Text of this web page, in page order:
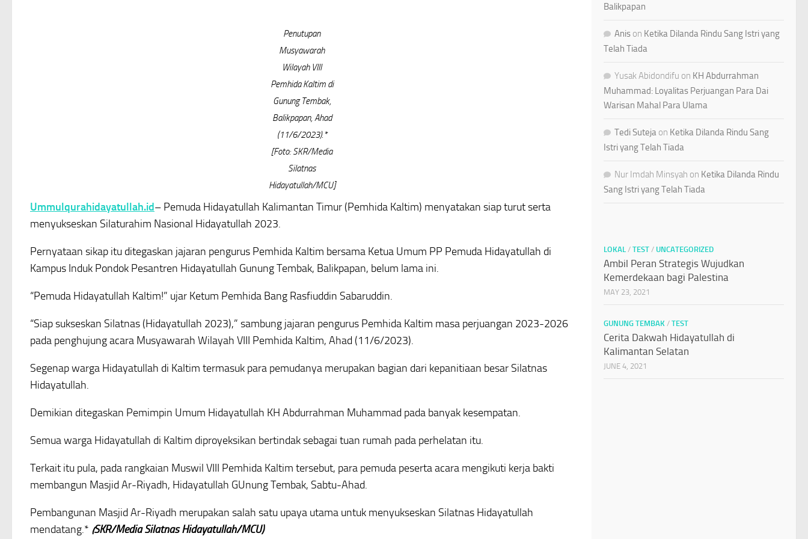
Penutupan
Musyawarah
Wilayah VIII
Pemhida Kaltim di
Gunung Tembak,
Balikpapan, Ahad
(11/6/2023).*
[Foto: SKR/Media
Silatnas
Hidayatullah/MCU]
Ummulqurahidayatullah.id– Pemuda Hidayatullah Kalimantan Timur (Pemhida Kaltim) menyatakan siap turut serta
menyukseskan Silaturahim Nasional Hidayatullah 2023.
Pernyataan sikap itu ditegaskan jajaran pengurus Pemhida Kaltim bersama Ketua Umum PP Pemuda Hidayatullah di
Kampus Induk Pondok Pesantren Hidayatullah Gunung Tembak, Balikpapan, belum lama ini.
“Pemuda Hidayatullah Kaltim!” ujar Ketum Pemhida Bang Rasfiuddin Sabaruddin.
“Siap sukseskan Silatnas (Hidayatullah 2023),” sambung jajaran pengurus Pemhida Kaltim masa perjuangan 2023-2026
pada penghujung acara Musyawarah Wilayah VIII Pemhida Kaltim, Ahad (11/6/2023).
Segenap warga Hidayatullah di Kaltim termasuk para pemudanya merupakan bagian dari kepanitiaan besar Silatnas
Hidayatullah.
Demikian ditegaskan Pemimpin Umum Hidayatullah KH Abdurrahman Muhammad pada banyak kesempatan.
Semua warga Hidayatullah di Kaltim diproyeksikan bertindak sebagai tuan rumah pada perhelatan itu.
Terkait itu pula, pada rangkaian Muswil VIII Pemhida Kaltim tersebut, para pemuda peserta acara mengikuti kerja bakti
membangun Masjid Ar-Riyadh, Hidayatullah GUnung Tembak, Sabtu-Ahad.
Pembangunan Masjid Ar-Riyadh merupakan salah satu upaya utama untuk menyukseskan Silatnas Hidayatullah
mendatang.* (SKR/Media Silatnas Hidayatullah/MCU)
Balikpapan
Anis on Ketika Dilanda Rindu Sang Istri yang
Telah Tiada
Yusak Abidondifu on KH Abdurrahman
Muhammad: Loyalitas Perjuangan Para Dai
Warisan Mahal Para Ulama
Tedi Suteja on Ketika Dilanda Rindu Sang
Istri yang Telah Tiada
Nur Imdah Minsyah on Ketika Dilanda Rindu
Sang Istri yang Telah Tiada
LOKAL / TEST / UNCATEGORIZED
Ambil Peran Strategis Wujudkan
Kemerdekaan bagi Palestina
MAY 23, 2021
GUNUNG TEMBAK / TEST
Cerita Dakwah Hidayatullah di
Kalimantan Selatan
JUNE 4, 2021